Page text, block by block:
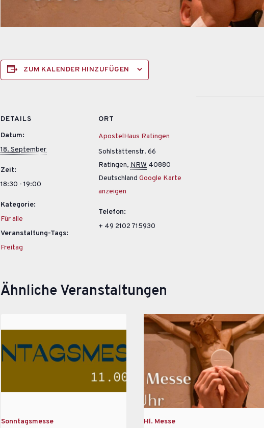
ZUM KALENDER HINZUFÜGEN
DETAILS
Datum:
18. September
Zeit:
18:30 - 19:00
Kategorie:
Für alle
Veranstaltung-Tags:
Freitag
ORT
ApostelHaus Ratingen
Sohlstättenstr. 66
Ratingen, NRW 40880
Deutschland Google Karte
anzeigen
Telefon:
+ 49 2102 715930
Ähnliche Veranstaltungen
Sonntagsmesse
Hl. Messe